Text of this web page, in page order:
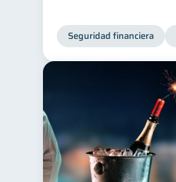
Seguridad financiera